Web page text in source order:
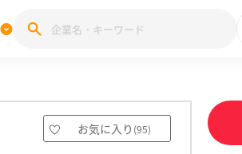
ンペーン
お気に入り (95)